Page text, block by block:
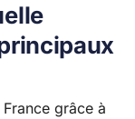
grâce à